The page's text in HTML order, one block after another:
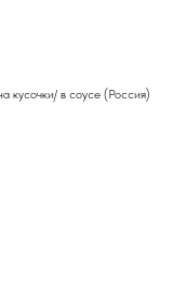
кусочки/ в соусе (Россия)